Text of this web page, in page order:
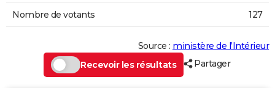
Nombre de votants 127
Source : ministère de l’Intérieur
Recevoir les résultats
Partager